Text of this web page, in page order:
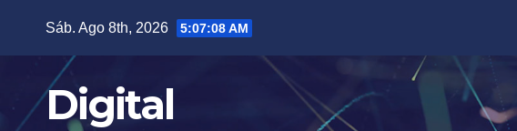
contenido
Sáb. Ago 8th, 2026 5:07:09 AM
Digital